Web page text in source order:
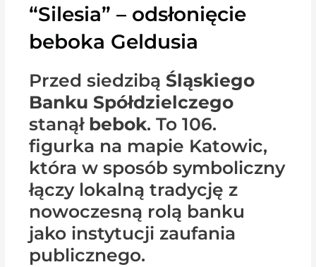
“Silesia” – odsłonięcie
beboka Geldusia
Przed siedzibą Śląskiego
Banku Spółdzielczego
stanął bebok. To 106.
figurka na mapie Katowic,
która w sposób symboliczny
łączy lokalną tradycję z
nowoczesną rolą banku
jako instytucji zaufania
publicznego.